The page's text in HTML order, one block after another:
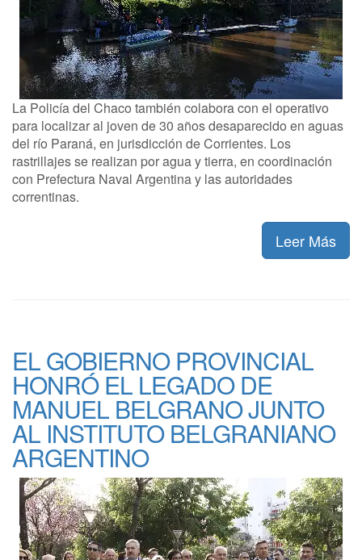
La Policía del Chaco también colabora con el operativo
para localizar al joven de 30 años desaparecido en aguas
del río Paraná, en jurisdicción de Corrientes. Los
rastrillajes se realizan por agua y tierra, en coordinación
con Prefectura Naval Argentina y las autoridades
correntinas.
Leer Más
EL GOBIERNO PROVINCIAL
HONRÓ EL LEGADO DE
MANUEL BELGRANO JUNTO
AL INSTITUTO BELGRANIANO
ARGENTINO